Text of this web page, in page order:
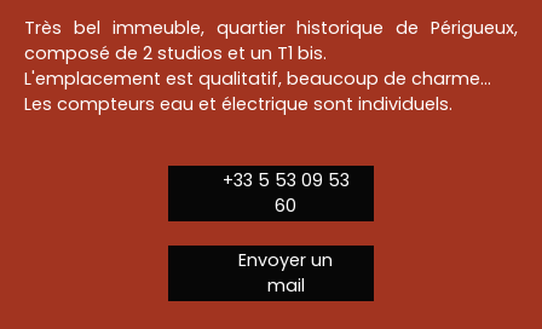
Très bel immeuble, quartier historique de Périgueux,
composé de 2 studios et un T1 bis.
L'emplacement est qualitatif, beaucoup de charme...
Les compteurs eau et électrique sont individuels.
+33 5 53 09 53
60
Envoyer un
mail